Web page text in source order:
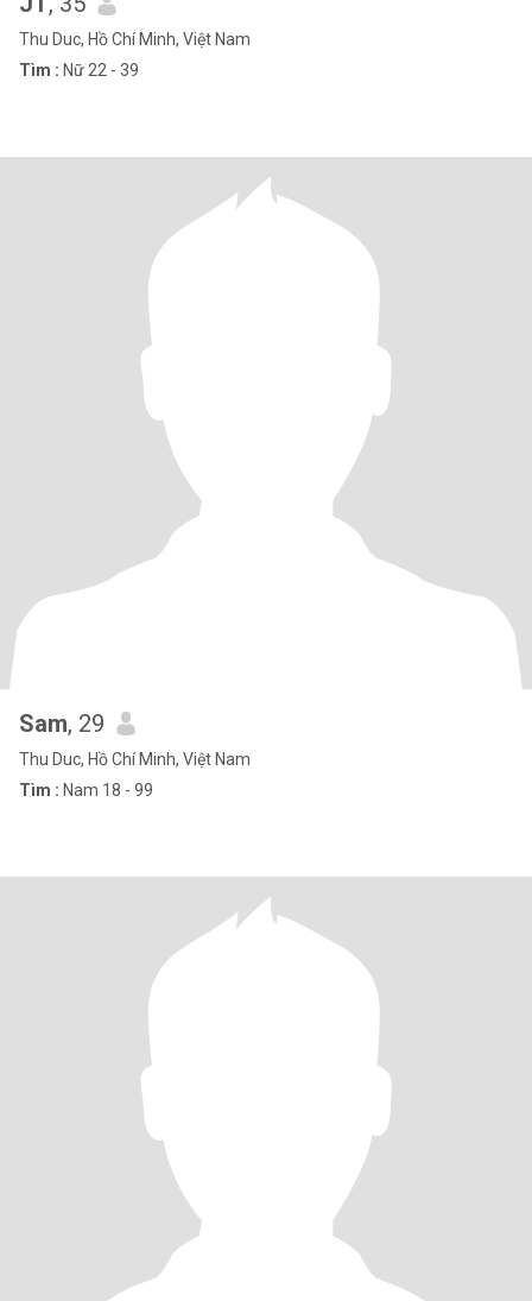
Thu Duc, Hồ Chí Minh, Việt Nam
Tìm : Nữ 22 - 39
Sam, 29
Thu Duc, Hồ Chí Minh, Việt Nam
Tìm : Nam 18 - 99